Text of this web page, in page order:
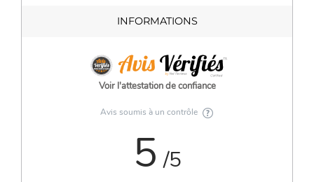
INFORMATIONS
Voir l'attestation de confiance
Avis soumis à un contrôle
5 /5